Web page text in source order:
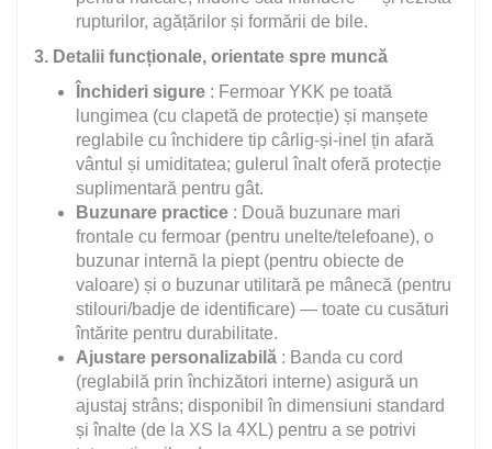
rupturilor, agățărilor și formării de bile.
3. Detalii funcționale, orientate spre muncă
Închideri sigure : Fermoar YKK pe toată
lungimea (cu clapetă de protecție) și manșete
reglabile cu închidere tip cârlig-și-inel țin afară
vântul și umiditatea; gulerul înalt oferă protecție
suplimentară pentru gât.
Buzunare practice : Două buzunare mari
frontale cu fermoar (pentru unelte/telefoane), o
buzunar internă la piept (pentru obiecte de
valoare) și o buzunar utilitară pe mânecă (pentru
stilouri/badje de identificare) — toate cu cusături
întărite pentru durabilitate.
Ajustare personalizabilă : Banda cu cord
(reglabilă prin închizători interne) asigură un
ajustaj strâns; disponibil în dimensiuni standard
și înalte (de la XS la 4XL) pentru a se potrivi